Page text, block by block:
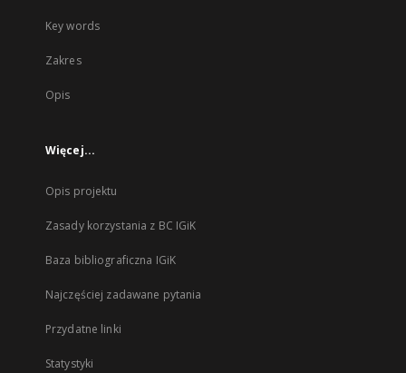
Key words
Zakres
Opis
Więcej...
Opis projektu
Zasady korzystania z BC IGiK
Baza bibliograficzna IGiK
Najczęściej zadawane pytania
Przydatne linki
Statystyki